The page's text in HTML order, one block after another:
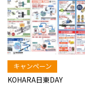
キャンペーン
KOHARA日東DAY